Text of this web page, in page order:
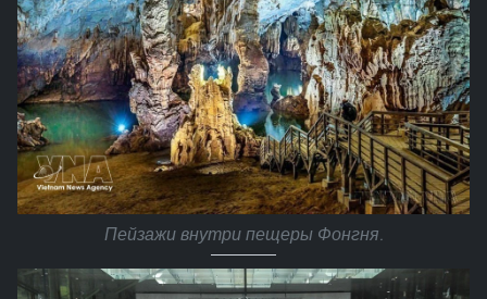
Пейзажи внутри пещеры Фонгня.